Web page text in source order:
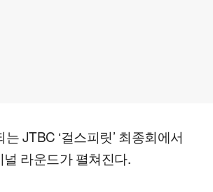
JTBC ‘걸스피릿’ 최종회에서
라운드가 펼쳐진다.